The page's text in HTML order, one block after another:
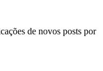
de novos posts por